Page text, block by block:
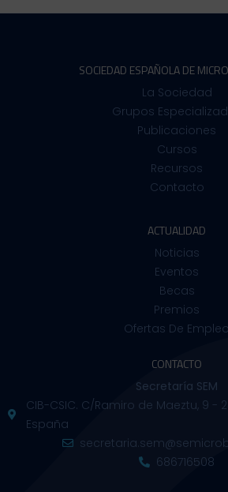
SOCIEDAD ESPAÑOLA DE
La Sociedad
Grupos
Publicaciones
Cursos
Recursos
Contacto
ACTUALIDAD
Noticias
Eventos
Becas
Premios
Ofertas De Empleo
CONTACTO
Secretaría SEM
CIB-CSIC. C/Ramiro de Maeztu, 9 -
España
686716508